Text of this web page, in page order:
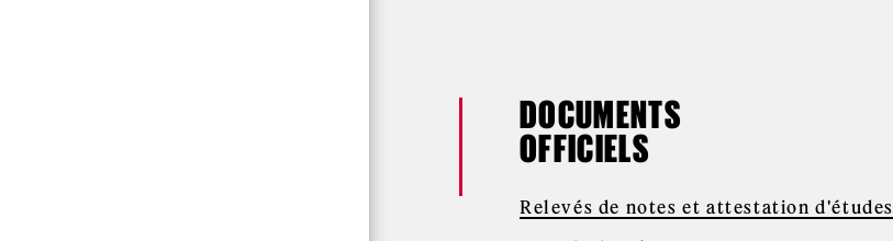
DOCUMENTS
OFFICIELS
Relevés de notes et attestation d'études